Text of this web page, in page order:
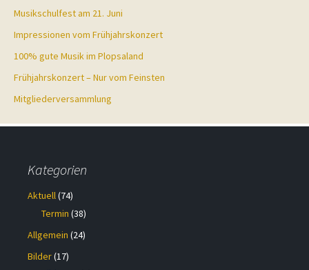
Musikschulfest am 21. Juni
Impressionen vom Frühjahrskonzert
100% gute Musik im Plopsaland
Frühjahrskonzert – Nur vom Feinsten
Mitgliederversammlung
Kategorien
Aktuell(74)
Termin (38)
Allgemein (24)
Bilder(17)